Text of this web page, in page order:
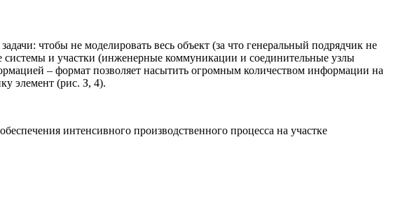
чтобы не моделировать весь объект (за что генеральный подрядчик не
системы и участки (инженерные коммуникации и соединительные узлы
– формат позволяет насытить огромным количеством информации на
элемент (рис. З, 4).
интенсивного производственного процесса на участке